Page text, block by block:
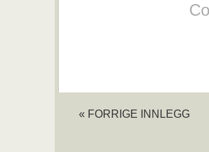
« FORRIGE INNLEGG